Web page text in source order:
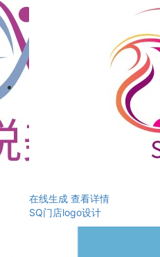
在线生成 查看详情
SQ门店logo设计